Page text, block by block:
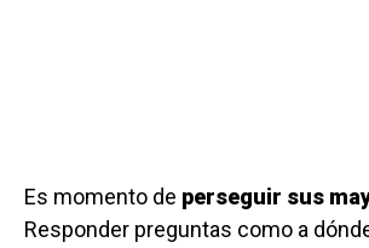
Es momento de perseguir sus
Responder preguntas como a